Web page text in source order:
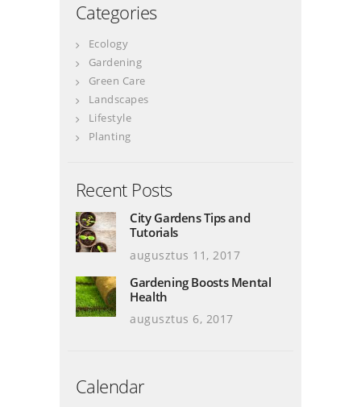
Categories
Ecology
Gardening
Green Care
Landscapes
Lifestyle
Planting
Recent Posts
City Gardens Tips and
Tutorials
augusztus 11, 2017
Gardening Boosts Mental
Health
augusztus 6, 2017
Calendar